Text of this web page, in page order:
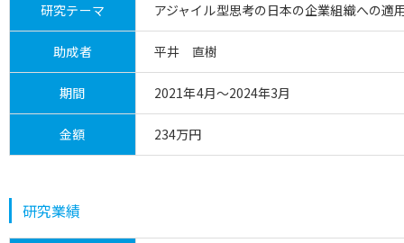
研究テーマ アジャイル型思考の日本の企業組織への適
助成者 平井 直樹
期間 2021年4月～2024年3月
金額 234万円
研究業績